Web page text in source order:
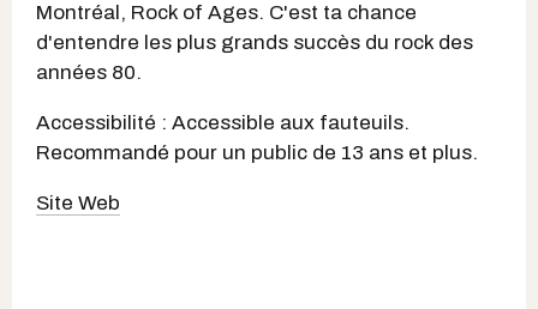
Montréal, Rock of Ages. C'est ta chance
d'entendre les plus grands succès du rock des
années 80.
Accessibilité : Accessible aux fauteuils.
Recommandé pour un public de 13 ans et plus.
Site Web